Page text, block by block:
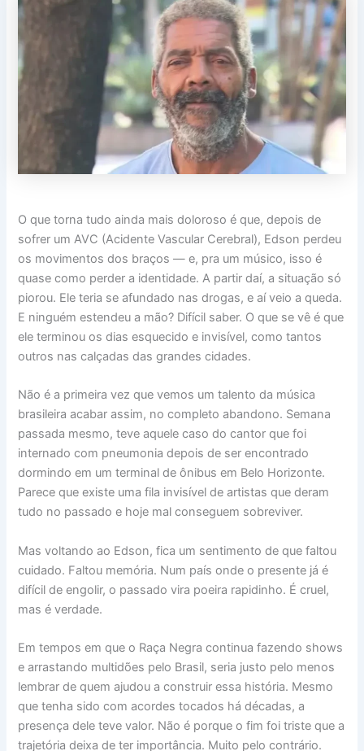
O que torna tudo ainda mais doloroso é que, depois de
sofrer um AVC (Acidente Vascular Cerebral), Edson perdeu
os movimentos dos braços — e, pra um músico, isso é
quase como perder a identidade. A partir daí, a situação só
piorou. Ele teria se afundado nas drogas, e aí veio a queda.
E ninguém estendeu a mão? Difícil saber. O que se vê é que
ele terminou os dias esquecido e invisível, como tantos
outros nas calçadas das grandes cidades.
Não é a primeira vez que vemos um talento da música
brasileira acabar assim, no completo abandono. Semana
passada mesmo, teve aquele caso do cantor que foi
internado com pneumonia depois de ser encontrado
dormindo em um terminal de ônibus em Belo Horizonte.
Parece que existe uma fila invisível de artistas que deram
tudo no passado e hoje mal conseguem sobreviver.
Mas voltando ao Edson, fica um sentimento de que faltou
cuidado. Faltou memória. Num país onde o presente já é
difícil de engolir, o passado vira poeira rapidinho. É cruel,
mas é verdade.
Em tempos em que o Raça Negra continua fazendo shows
e arrastando multidões pelo Brasil, seria justo pelo menos
lembrar de quem ajudou a construir essa história. Mesmo
que tenha sido com acordes tocados há décadas, a
presença dele teve valor. Não é porque o fim foi triste que a
trajetória deixa de ter importância. Muito pelo contrário.